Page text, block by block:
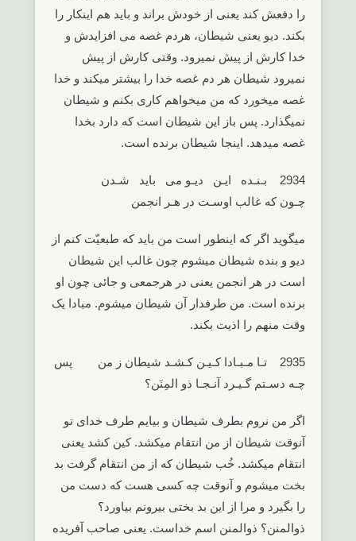
را دفعش کند یعنی از خودش براند و باید هم اینکار را
بکند. دیو یعنی شیطان، هردم غصه می افزایدش و
خدا کارش از پیش نمیرود. وقتی کارش از پیش
نمیرود شیطان هر دم غصه خدا را بیشتر میکند و خدا
غصه میخورد که من میخواهم کاری بکنم و شیطان
نمیگذارد. پس باز این شیطان است که دارد بخدا
غصه میدهد. اینجا شیطان برنده است.
2934 بـنـده ایـن دیـو می باید شـدن
چـون که غالب اوسـت در هـر انجمن
میگوید اگر که اینطور است من باید که طبعیّت کنم از
دیو و بنده شیطان میشوم چون غالب این شیطان
است در هر انجمن یعنی در هرجمعی و جائی چون او
برنده است. من طرفدار آن شیطان میشوم. مبادا یک
وقت منهم را اذیت بکند.
2935 تـا مـبـادا کـیـن کـشـد شیطان ز من پس
چـه دسـتم گـیـرد آنـجـا ذو المِنَن؟
اگر من نروم بطرف شیطان و بیایم طرف خدای تو
آنوقت شیطان از من انتقام میکشد. کین کشد یعنی
انتقام میکشد. خُب شیطان که از من انتقام گرفت بد
بخت میشوم و آنوقت چه کسی هست که دست من
را بگیرد و مرا از این بد بختی بیرونم بیاورد؟
ذوالمنن؟ ذوالمنن اسم خداست. یعنی صاحب آفریده